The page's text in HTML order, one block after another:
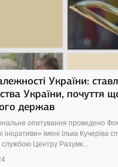
України:
України, почуття
держав
опитування проведено
імені Ілька Кучеріва
службою Центру Разумк...